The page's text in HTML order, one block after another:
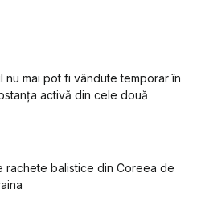
nu mai pot fi vândute temporar în
activă din cele două
rachete balistice din Coreea de